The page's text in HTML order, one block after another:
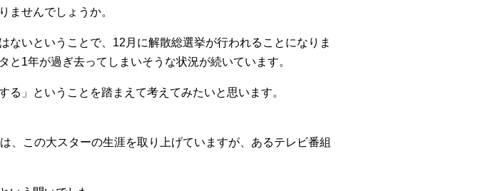
ませんでしょうか。
いということで、12月に解散総選挙が行われることになりま
1年が過ぎ去ってしまいそうな状況が続いています。
」ということを踏まえて考えてみたいと思います。
、この大スターの生涯を取り上げていますが、あるテレビ番組